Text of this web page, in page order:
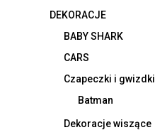
DEKORACJE
BABY SHARK
CARS
Czapeczki i gwizdki
Batman
Dekoracje wiszące